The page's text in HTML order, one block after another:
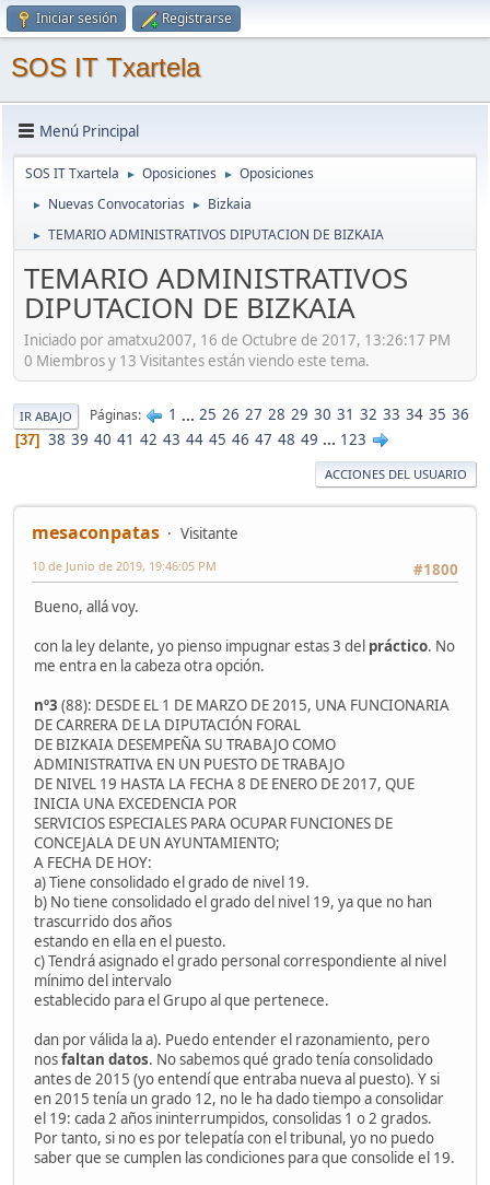
Iniciar sesión Registrarse
SOS IT Txartela
Menú Principal
SOS IT Txartela ► Oposiciones ► Oposiciones
► Nuevas Convocatorias ► Bizkaia
► TEMARIO ADMINISTRATIVOS DIPUTACION DE BIZKAIA
TEMARIO ADMINISTRATIVOS
DIPUTACION DE BIZKAIA
Iniciado por amatxu2007, 16 de Octubre de 2017, 13:26:17 PM
0 Miembros y 13 Visitantes están viendo este tema.
IR ABAJO Páginas 1 ... 25 26 27 28 29 30 31 32 33 34 35 36
37 38 39 40 41 42 43 44 45 46 47 48 49 ... 123
ACCIONES DEL USUARIO
mesaconpatas
Visitante
#1800
10 de Junio de 2019, 19:46:05 PM
Bueno, allá voy.
con la ley delante, yo pienso impugnar estas 3 del práctico. No
me entra en la cabeza otra opción.
nº3 (88): DESDE EL 1 DE MARZO DE 2015, UNA FUNCIONARIA
DE CARRERA DE LA DIPUTACIÓN FORAL
DE BIZKAIA DESEMPEÑA SU TRABAJO COMO
ADMINISTRATIVA EN UN PUESTO DE TRABAJO
DE NIVEL 19 HASTA LA FECHA 8 DE ENERO DE 2017, QUE
INICIA UNA EXCEDENCIA POR
SERVICIOS ESPECIALES PARA OCUPAR FUNCIONES DE
CONCEJALA DE UN AYUNTAMIENTO;
A FECHA DE HOY:
a) Tiene consolidado el grado de nivel 19.
b) No tiene consolidado el grado del nivel 19, ya que no han
trascurrido dos años
estando en ella en el puesto.
c) Tendrá asignado el grado personal correspondiente al nivel
mínimo del intervalo
establecido para el Grupo al que pertenece.
dan por válida la a). Puedo entender el razonamiento, pero
nosfaltan datos. No sabemos qué grado tenía consolidado
antes de 2015 (yo entendí que entraba nueva al puesto). Y si
en 2015 tenía un grado 12, no le ha dado tiempo a consolidar
el 19: cada 2 años ininterrumpidos, consolidas 1 o 2 grados.
Por tanto, si no es por telepatía con el tribunal, yo no puedo
saber que se cumplen las condiciones para que consolide el 19.